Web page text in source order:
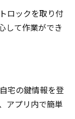
ロックを取り付
して作業ができ
宅の鍵情報を登
アプリ内で簡単